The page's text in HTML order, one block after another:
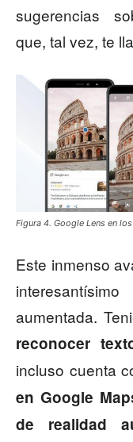
sugerencias
que, tal vez, te
Figura 4. Google Lens en
Este inmenso
aumentada.
reconocer
incluso cuenta
en Google
de realidad